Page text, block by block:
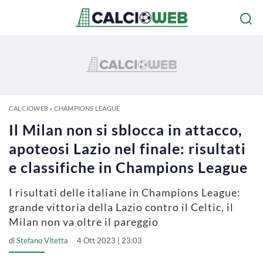
CALCIOWEB» CHAMPIONS LEAGUE
Il Milan non si sblocca in attacco,
apoteosi Lazio nel finale: risultati
e classifiche in Champions League
I risultati delle italiane in Champions League:
grande vittoria della Lazio contro il Celtic, il
Milan non va oltre il pareggio
diStefano Vitetta 4 Ott 2023 | 23:03